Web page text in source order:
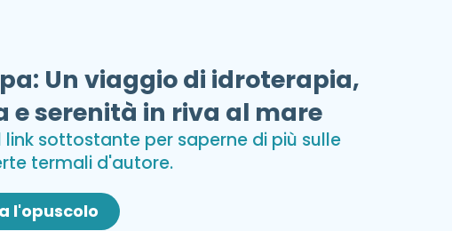
Un viaggio di idroterapia,
e serenità in riva al mare
link sottostante per saperne di più sulle
termali d'autore.
l'opuscolo